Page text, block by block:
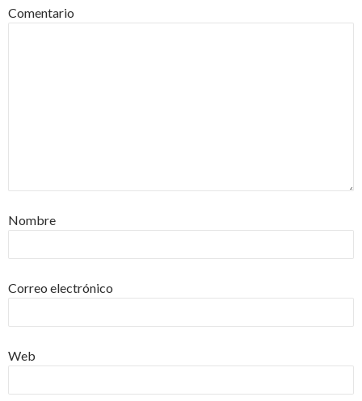
Comentario
Nombre
Correo electrónico
Web